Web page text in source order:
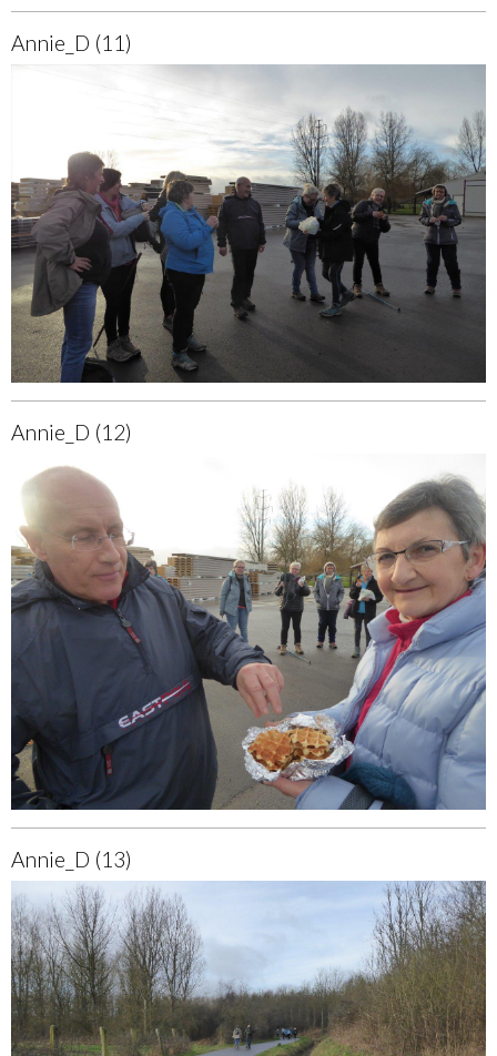
Annie_D (11)
Annie_D (12)
Annie_D (13)